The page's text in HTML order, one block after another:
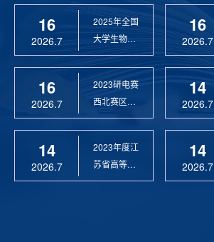
16
2026.7
2025年全国
大学生物联
网设计竞赛
16
2026.7
2023研电赛
西北赛区优
秀指导教师
14
2026.7
2023年度江
苏省高等学
校科学技术
16
2026.7
14
2026.7
14
2026.7